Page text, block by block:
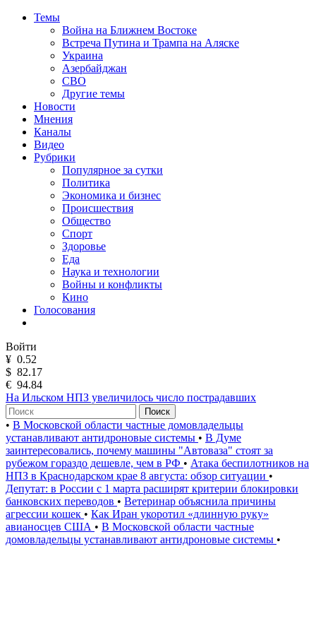
Темы
Война на Ближнем Востоке
Встреча Путина и Трампа на Аляске
Украина
Азербайджан
СВО
Другие темы
Новости
Мнения
Каналы
Видео
Рубрики
Популярное за сутки
Политика
Экономика и бизнес
Происшествия
Общество
Спорт
Здоровье
Еда
Наука и технологии
Войны и конфликты
Кино
Голосования
Войти
¥ 0.52
$ 82.17
€ 94.84
На Ильском НПЗ увеличилось число пострадавших
Поиск
• В Московской области частные домовладельцы
устанавливают антидроновые системы • В Думе
заинтересовались, почему машины "Автоваза" стоят за
рубежом гораздо дешевле, чем в РФ • Атака беспилотников на
НПЗ в Краснодарском крае 8 августа: обзор ситуации •
Депутат: в России с 1 марта расширят критерии блокировки
банковских переводов • Ветеринар объяснила причины
агрессии кошек • Как Иран укоротил «длинную руку»
авианосцев США • В Московской области частные
домовладельцы устанавливают антидроновые системы •